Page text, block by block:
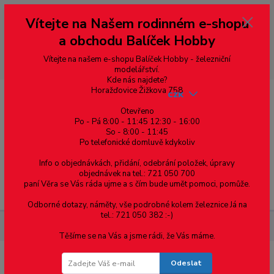
--- pro zákazníky ze Slovenska a jiných zemí, pokud chcete platit v eurech
přepněte si e-shop na euro 💶 pro přepočet měny - pravý horní roh ---
dobírky – pokud si z nějakého důvodu zásilku nevyzvednete, bude po
domluvě zaslána znovu s opětovnou platbou za poštovné, v opačném
případě bude zrušena a účet přidán na blacklist a rušeny následující
objednávky.
Menu
CZK
Vítejte na Našem rodinném e-shopu
a obchodu Balíček Hobby
Vítejte na našem e-shopu Balíček Hobby - železniční
modelářství.
Kde nás najdete?
Horažďovice Žižkova 758
Otevřeno
Po - Pá 8:00 - 11:45 12:30 - 16:00
So - 8:00 - 11:45
Po telefonické domluvě kdykoliv
Info o objednávkách, přidání, odebrání položek, úpravy
objednávek na tel.: 721 050 700
paní Věra se Vás ráda ujme a s čím bude umět pomoci, pomůže.
Odborné dotazy, náměty, vše podrobné kolem železnice Já na
tel.: 721 050 382 :-)
Těšíme se na Vás a jsme rádi, že Vás máme.
Odeslat